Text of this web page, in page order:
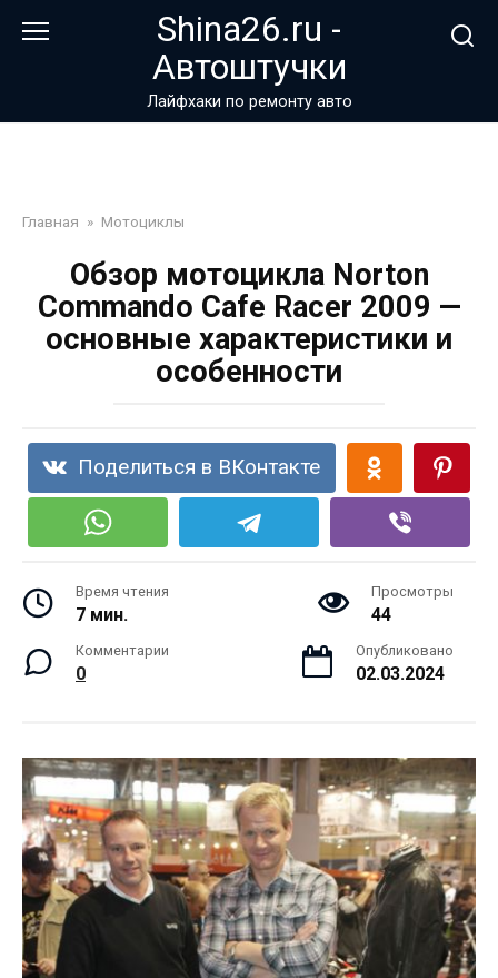
Shina26.ru -
Автоштучки
Лайфхаки по ремонту авто
Главная » Мотоциклы
Обзор мотоцикла Norton
Commando Cafe Racer 2009 —
основные характеристики и
особенности
Поделиться в ВКонтакте
Время чтения
7 мин.
Просмотры
44
Комментарии
0
Опубликовано
02.03.2024